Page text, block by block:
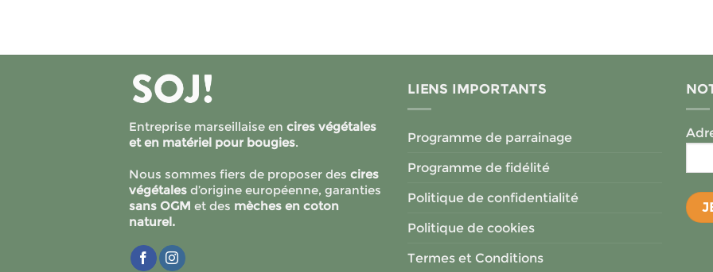
Entreprise marseillaise en cires végétales
et en matériel pour bougies.
Nous sommes fiers de proposer des cires
végétales d’origine européenne, garanties
sans OGM et des mèches en coton
naturel.
LIENS IMPORTANTS
Programme de parrainage
Programme de fidélité
Politique de confidentialité
Politique de cookies
Termes et Conditions